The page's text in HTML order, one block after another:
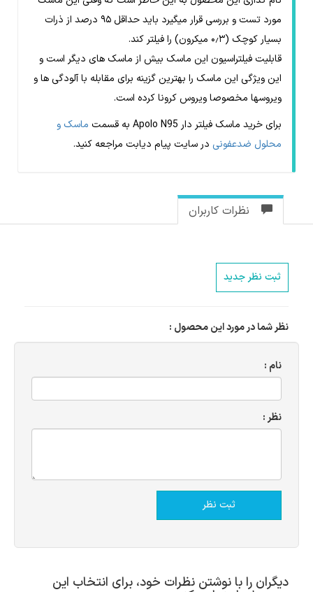
مورد تست و بررسی قرار میگیرد باید حداقل ۹۵ درصد از ذرات
بسیار کوچک (۰٫۳ میکرون) را فیلتر کند.
قابلیت فیلتراسیون این ماسک بیش از ماسک های دیگر است و
این ویژگی این ماسک را بهترین گزینه برای مقابله با آلودگی ها و
ویروسها مخصوصا ویروس کرونا کرده است.
برای خرید ماسک فیلتر دار Apolo N95 به قسمت
ماسک و
محلول ضدعفونی در سایت پیام دیابت مراجعه کنید.
نظرات کاربران
ثبت نظر جدید
نظر شما در مورد این محصول :
نام :
نظر :
دیگران را با نوشتن نظرات خود، برای انتخاب این